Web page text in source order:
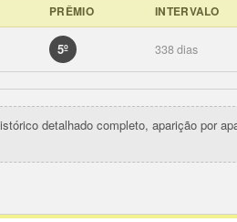
PRÊMIO INTERVALO
5º 338 dias
detalhado completo, aparição por